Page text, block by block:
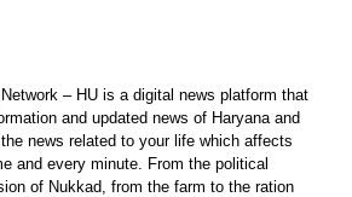
– HU is a digital news platform that
and updated news of Haryana and
news related to your life which affects
and every minute. From the political
of Nukkad, from the farm to the ration